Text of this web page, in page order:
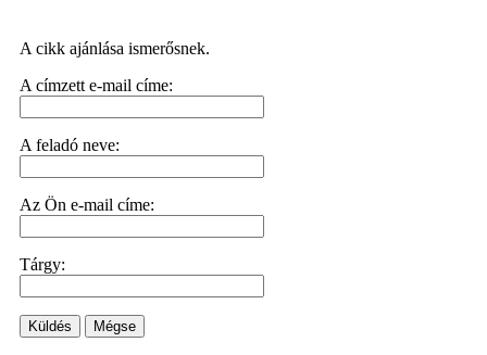
A cikk ajánlása ismerősnek.
A címzett e-mail címe:
A feladó neve:
Az Ön e-mail címe:
Tárgy:
Küldés Mégse